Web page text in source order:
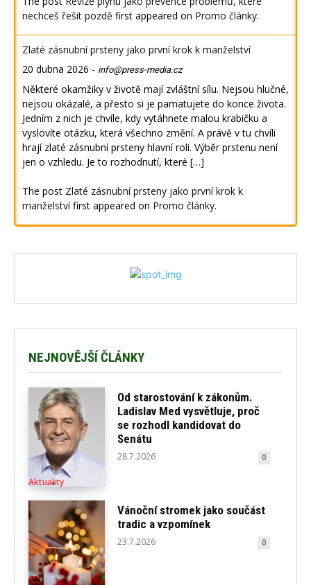
nechceš řešit pozdě first appeared on Promo články.
Zlaté zásnubní prsteny jako první krok k manželství
20 dubna 2026 - info@press-media.cz
Některé okamžiky v životě mají zvláštní sílu. Nejsou hlučné,
nejsou okázalé, a přesto si je pamatujete do konce života.
Jedním z nich je chvíle, kdy vytáhnete malou krabičku a
vyslovíte otázku, která všechno změní. A právě v tu chvíli
hrají zlaté zásnubní prsteny hlavní roli. Výběr prstenu není
jen o vzhledu. Je to rozhodnutí, které […]
The post Zlaté zásnubní prsteny jako první krok k
manželstvífirst appeared on Promo články.
NEJNOVĚJŠÍ ČLÁNKY
Aktuality
Od starostování k zákonům.
Ladislav Med vysvětluje, proč
se rozhodl kandidovat do
Senátu
28.7.2026 0
Vánoční stromek jako součást
tradic a vzpomínek
23.7.2026 0